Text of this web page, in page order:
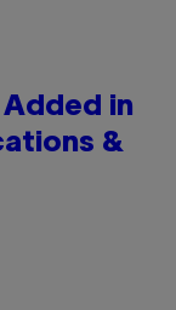
in
&